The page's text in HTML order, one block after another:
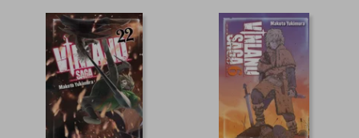
20%
dcto.
$ 55.000
$ 44.000
45%
dcto.